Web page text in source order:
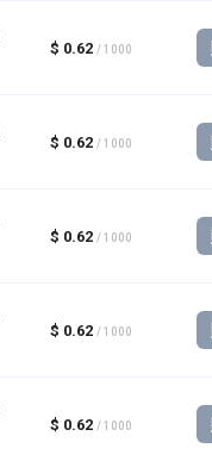
$ 0.62 / 1000
$ 0.62 / 1000
$ 0.62 / 1000
$ 0.62 / 1000
$ 0.62 / 1000